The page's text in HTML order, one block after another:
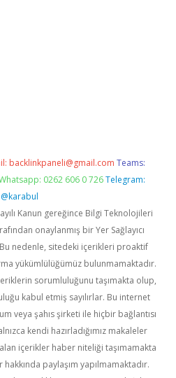
backlinkpaneli@gmail.com Teams:
0262 606 0 726 Telegram:
@karabul
Kanun gereğince Bilgi Teknolojileri
onaylanmış bir Yer Sağlayıcı
nedenle, sitedeki içerikleri proaktif
yükümlülüğümüz bulunmamaktadır.
sorumluluğunu taşımakta olup,
kabul etmiş sayılırlar. Bu internet
veya şahıs şirketi ile hiçbir bağlantısı
kendi hazırladığımız makaleler
içerikler haber niteliği taşımamakta
paylaşım yapılmamaktadır.